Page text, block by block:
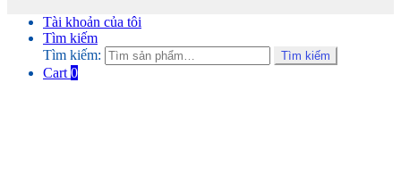
Tài khoản của tôi
Tìm kiếm
Tìm kiếm:
Tìm kiếm
Cart 0